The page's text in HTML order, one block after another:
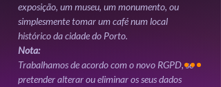
exposição, um museu, um monumento, ou
simplesmente tomar um café num local
histórico da cidade do Porto.
Nota:
Trabalhamos de acordo com o novo RGPD, se
pretender alterar ou eliminar os seus dados